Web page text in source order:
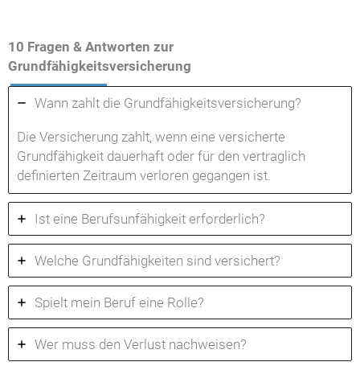
10 Fragen & Antworten zur
Grundfähigkeitsversicherung
Wann zahlt die Grundfähigkeitsversicherung?
Die Versicherung zahlt, wenn eine versicherte
Grundfähigkeit dauerhaft oder für den vertraglich
definierten Zeitraum verloren gegangen ist.
Ist eine Berufsunfähigkeit erforderlich?
Welche Grundfähigkeiten sind versichert?
Spielt mein Beruf eine Rolle?
Wer muss den Verlust nachweisen?